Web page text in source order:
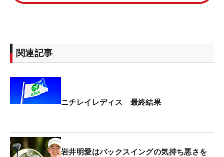
ーディを決め、逆転優勝を果たした。3日間、妹の
千怜とおそろいコーデでラウンドし、プレー以外で
回の優勝を「最高の父の日のプレゼントになったか
なと思います」とコメントした。5月の「RKB×三井
関連記事
ニチレイレディス 最終結果
岩井明愛はバックスイングの気持ち悪さを